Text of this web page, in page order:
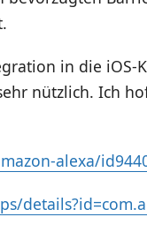
in die iOS-
nützlich. Ich
alexa/